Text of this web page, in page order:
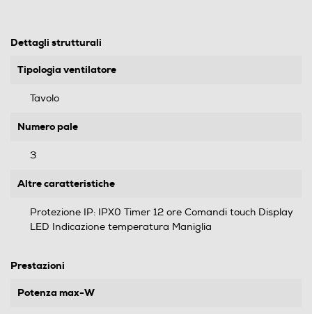
Dettagli strutturali
Tipologia ventilatore
Tavolo
Numero pale
3
Altre caratteristiche
Protezione IP: IPX0 Timer 12 ore Comandi touch Display
LED Indicazione temperatura Maniglia
Prestazioni
Potenza max-W